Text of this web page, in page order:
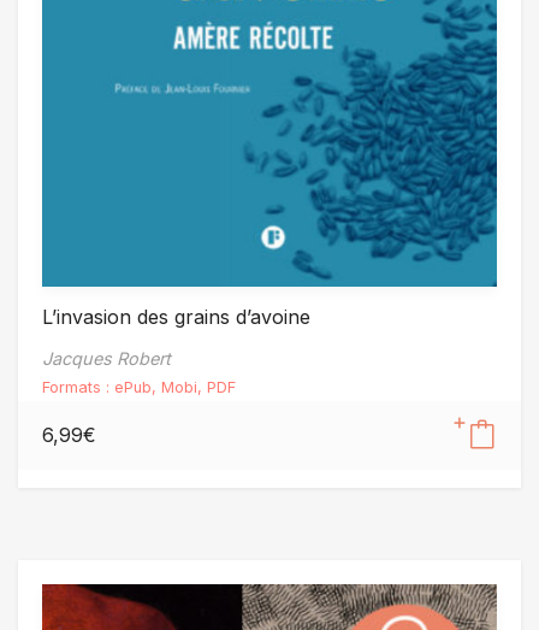
L’invasion des grains d’avoine
Jacques Robert
Formats : ePub, Mobi, PDF
6,99€